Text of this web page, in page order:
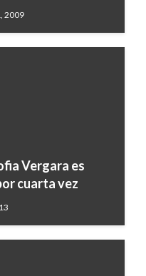
2009
Vergara es
cuarta vez